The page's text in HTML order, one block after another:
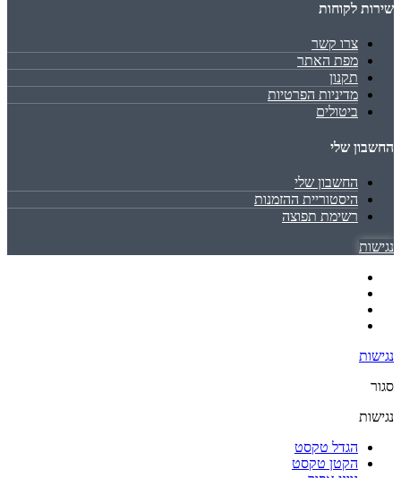
שירות לקוחות
צרו קשר
מפת האתר
תקנון
מדיניות הפרטיות
ביטולים
החשבון שלי
החשבון שלי
היסטוריית ההזמנות
רשימת תפוצה
נגישות
נגישות
סגור
נגישות
הגדל טקסט
הקטן טקסט